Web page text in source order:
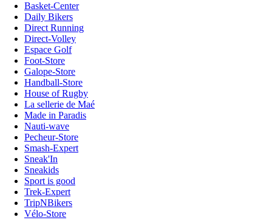
Basket-Center
Daily Bikers
Direct Running
Direct-Volley
Espace Golf
Foot-Store
Galope-Store
Handball-Store
House of Rugby
La sellerie de Maé
Made in Paradis
Nauti-wave
Pecheur-Store
Smash-Expert
Sneak'In
Sneakids
Sport is good
Trek-Expert
TripNBikers
Vélo-Store